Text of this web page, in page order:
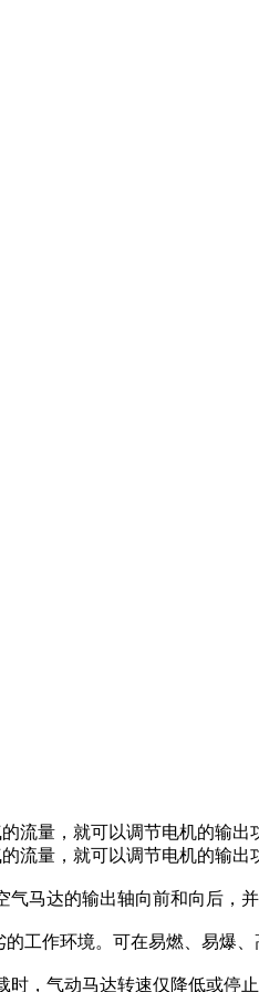
量，就可以调节电机的输
量，就可以调节电机的输出
马达的输出轴向前和向后，并
工作环境。可在易燃、易爆
，气动马达转速仅降低或